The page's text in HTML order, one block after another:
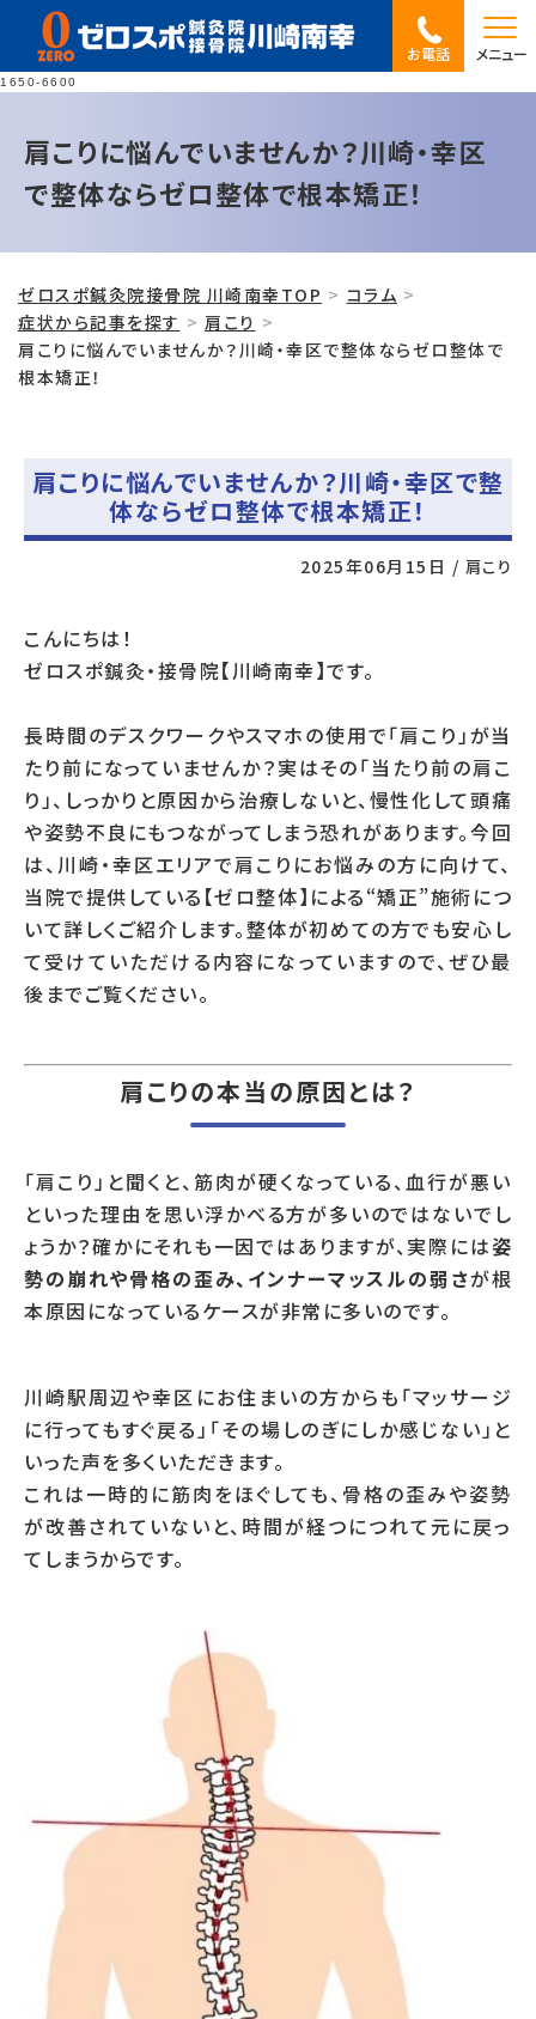
1650-6600
お電話 メニュー
肩こりに悩んでいませんか？川崎・幸区
で整体ならゼロ整体で根本矯正！
ゼロスポ鍼灸院接骨院 川崎南幸TOP
コラム
症状から記事を探す
肩こり
肩こりに悩んでいませんか？川崎・幸区で整体ならゼロ整体で
根本矯正！
肩こりに悩んでいませんか？川崎・幸区で整
体ならゼロ整体で根本矯正！
2025年06月15日 / 肩こり
こんにちは！
ゼロスポ鍼灸・接骨院【川崎南幸】です。
長時間のデスクワークやスマホの使用で「肩こり」が当
たり前になっていませんか？実はその「当たり前の肩こ
り」、しっかりと原因から治療しないと、慢性化して頭痛
や姿勢不良にもつながってしまう恐れがあります。今回
は、川崎・幸区エリアで肩こりにお悩みの方に向けて、
当院で提供している【ゼロ整体】による“矯正”施術につ
いて詳しくご紹介します。整体が初めての方でも安心し
て受けていただける内容になっていますので、ぜひ最
後までご覧ください。
肩こりの本当の原因とは？
「肩こり」と聞くと、筋肉が硬くなっている、血行が悪い
といった理由を思い浮かべる方が多いのではないでし
ょうか？確かにそれも一因ではありますが、実際には姿
勢の崩れや骨格の歪み、インナーマッスルの弱さが根
本原因になっているケースが非常に多いのです。
川崎駅周辺や幸区にお住まいの方からも「マッサージ
に行ってもすぐ戻る」「その場しのぎにしか感じない」と
いった声を多くいただきます。
これは一時的に筋肉をほぐしても、骨格の歪みや姿勢
が改善されていないと、時間が経つにつれて元に戻っ
てしまうからです。